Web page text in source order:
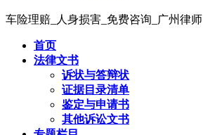
车险理赔_人身损害_免费咨询_广州律师
首页
法律文书
诉状与答辩状
证据目录清单
鉴定与申请书
其他诉讼文书